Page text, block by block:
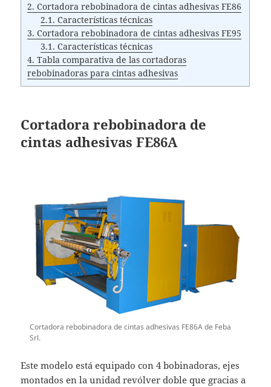
2. Cortadora rebobinadora de cintas adhesivas FE86
2.1. Características técnicas
3. Cortadora rebobinadora de cintas adhesivas FE95
3.1. Características técnicas
4. Tabla comparativa de las cortadoras
rebobinadoras para cintas adhesivas
Cortadora rebobinadora de
cintas adhesivas FE86A
Cortadora rebobinadora de cintas adhesivas FE86A de Feba
Srl.
Este modelo está equipado con 4 bobinadoras, ejes
montados en la unidad revólver doble que gracias a